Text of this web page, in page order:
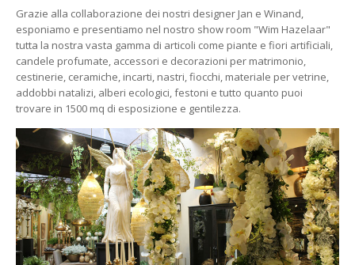
Grazie alla collaborazione dei nostri designer Jan e Winand,
esponiamo e presentiamo nel nostro show room "Wim Hazelaar"
tutta la nostra vasta gamma di articoli come piante e fiori artificiali,
candele profumate, accessori e decorazioni per matrimonio,
cestinerie, ceramiche, incarti, nastri, fiocchi, materiale per vetrine,
addobbi natalizi, alberi ecologici, festoni e tutto quanto puoi
trovare in 1500 mq di esposizione e gentilezza.